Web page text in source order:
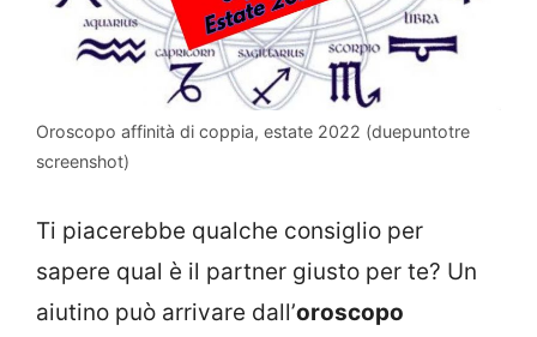
Oroscopo affinità di coppia, estate 2022 (duepuntotre
screenshot)
Ti piacerebbe qualche consiglio per
sapere qual è il partner giusto per te? Un
aiutino può arrivare dall’oroscopo